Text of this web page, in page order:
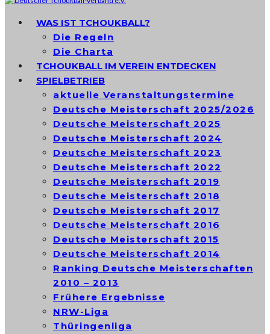
WAS IST TCHOUKBALL?
Die Regeln
Die Charta
TCHOUKBALL IM VEREIN ENTDECKEN
SPIELBETRIEB
aktuelle Veranstaltungstermine
Deutsche Meisterschaft 2025/2026
Deutsche Meisterschaft 2025
Deutsche Meisterschaft 2024
Deutsche Meisterschaft 2023
Deutsche Meisterschaft 2022
Deutsche Meisterschaft 2019
Deutsche Meisterschaft 2018
Deutsche Meisterschaft 2017
Deutsche Meisterschaft 2016
Deutsche Meisterschaft 2015
Deutsche Meisterschaft 2014
Ranking Deutsche Meisterschaften
2010 – 2013
Frühere Ergebnisse
NRW-Liga
Thüringenliga